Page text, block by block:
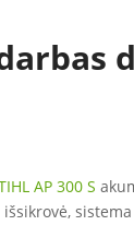
AP 300 S